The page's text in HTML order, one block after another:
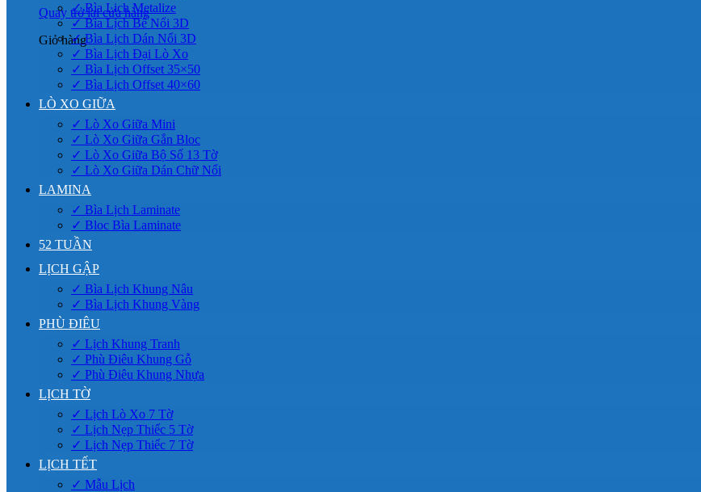
Quay trở lại cửa hàng
Giỏ hàng
✓ Bìa Lịch Metalize
✓ Bìa Lịch Bế Nổi 3D
✓ Bìa Lịch Dán Nổi 3D
✓ Bìa Lịch Đại Lò Xo
✓ Bìa Lịch Offset 35×50
✓ Bìa Lịch Offset 40×60
LÒ XO GIỮA
✓ Lò Xo Giữa Mini
✓ Lò Xo Giữa Gắn Bloc
✓ Lò Xo Giữa Bộ Số 13 Tờ
✓ Lò Xo Giữa Dán Chữ Nổi
LAMINA
✓ Bìa Lịch Laminate
✓ Bloc Bìa Laminate
52 TUẦN
LỊCH GẬP
✓ Bìa Lịch Khung Nâu
✓ Bìa Lịch Khung Vàng
PHÙ ĐIÊU
✓ Lịch Khung Tranh
✓ Phù Điêu Khung Gỗ
✓ Phù Điêu Khung Nhựa
LỊCH TỜ
✓ Lịch Lò Xo 7 Tờ
✓ Lịch Nẹp Thiếc 5 Tờ
✓ Lịch Nẹp Thiếc 7 Tờ
LỊCH TẾT
✓ Mẫu Lịch